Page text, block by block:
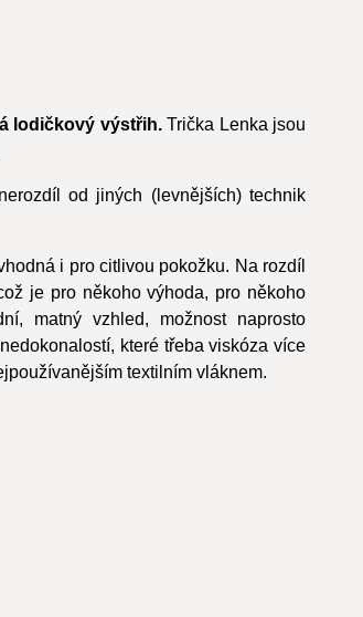
lodičkový výstřih.Trička Lenka jsou
od jiných (levnějších) technik
i pro citlivou pokožku. Na rozdíl
je pro někoho výhoda, pro někoho
matný vzhled, možnost naprosto
které třeba viskóza více
textilním vláknem.